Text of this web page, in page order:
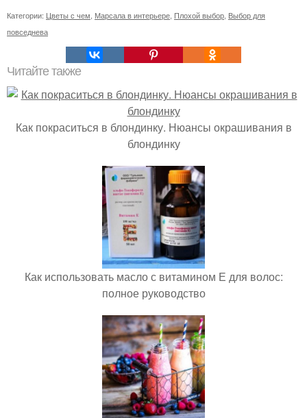
Категории: Цветы с чем Марсала в интерьере Плохой выбор Выбор для
повседнева
Читайте также
Как покраситься в блондинку. Нюансы окрашивания в
блондинку
Как использовать масло с витамином Е для волос:
полное руководство